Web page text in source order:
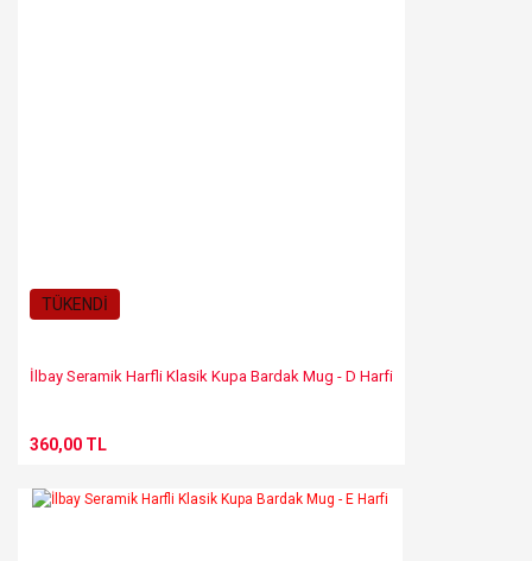
TÜKENDİ
İlbay Seramik Harfli Klasik Kupa Bardak Mug - D Harfi
360,00 TL